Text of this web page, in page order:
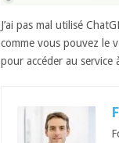
J’ai pas mal utilisé
comme vous pouvez le
pour accéder au service